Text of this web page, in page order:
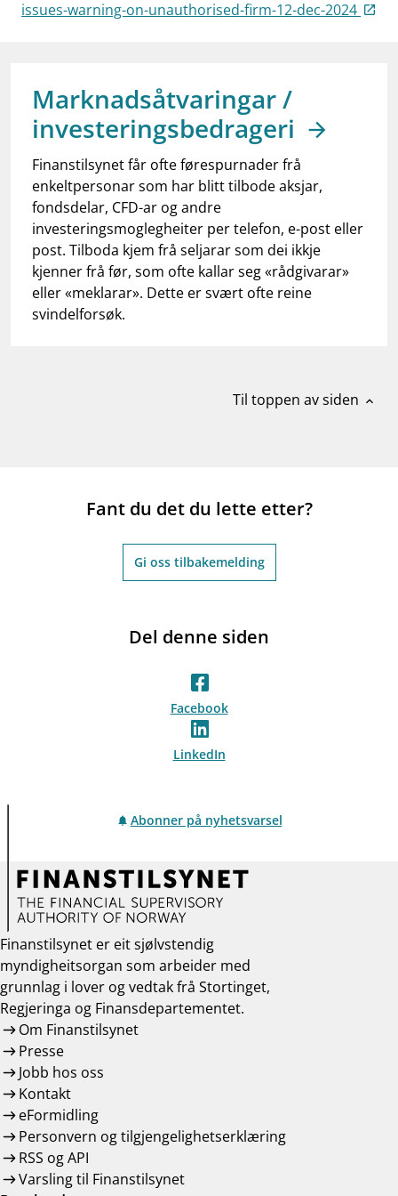
work_outlineJobb hos oss
notifications_none Abonner på nyhetsvarsel
issues-warning-on-unauthorised-firm-12-dec-2024
Marknadsåtvaringar /
investeringsbedrageri
Finanstilsynet får ofte førespurnader frå
enkeltpersonar som har blitt tilbode aksjar,
fondsdelar, CFD-ar og andre
investeringsmoglegheiter per telefon, e-post eller
post. Tilboda kjem frå seljarar som dei ikkje
kjenner frå før, som ofte kallar seg «rådgivarar»
eller «meklarar». Dette er svært ofte reine
svindelforsøk.
Til toppen av siden expand_less
Fant du det du lette etter?
Gi oss tilbakemelding
Del denne siden
Facebook
LinkedIn
Abonner på nyhetsvarsel
Finanstilsynet er eit sjølvstendig
myndigheitsorgan som arbeider med
grunnlag i lover og vedtak frå Stortinget,
Regjeringa og Finansdepartementet.
Om Finanstilsynet
Presse
Jobb hos oss
Kontakt
eFormidling
Personvern og tilgjengelighetserklæring
RSS og API
Varsling til Finanstilsynet